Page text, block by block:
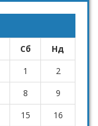
Сб
Нд
1
2
8
9
15
16